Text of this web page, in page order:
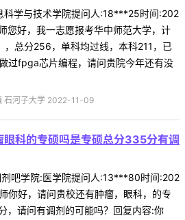
科学与技术学院提问人:18***25时间:202
好，我一志愿报考华中师范大学，计
总分256，单科均过线，本科211，已
过fpga芯片编程，请问贵院今年还有没
石河子大学 2022-11-09
科的专硕吗是专硕总分335分有调
吧学院:医学院提问人:13***80时间:202
好，请问贵校还有肿瘤，眼科，的专
，请问有调剂的可能吗？回复内容:你